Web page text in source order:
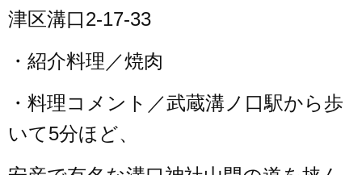
津区溝口2-17-33
・紹介料理／焼肉
・料理コメント／武蔵溝ノ口駅から歩
いて5分ほど、